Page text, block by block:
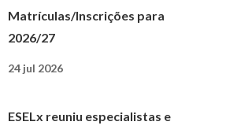
Matrículas/Inscrições para
2026/27
24 jul 2026
ESELx reuniu especialistas e